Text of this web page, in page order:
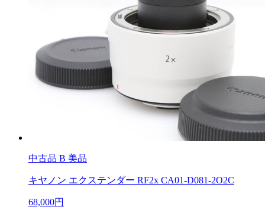
中古品 B 美品
キヤノン エクステンダー RF2x CA01-D081-2O2C
68,000円